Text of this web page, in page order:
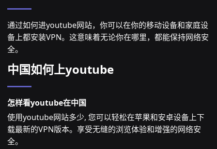
通过如何进youtube网站，你可以在你的移动设备和家庭设
备上都安装VPN。这意味着无论你在哪里，都能保持网络安
全。
中国如何上youtube
怎样看youtube在中国
使用youtube网站多少, 您可以轻松在苹果和安卓设备上下
载最新的VPN版本。享受无缝的浏览体验和增强的网络安
全。